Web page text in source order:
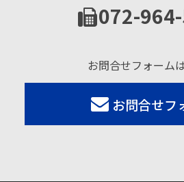
072-
お問合せフォーム
お問合せフ